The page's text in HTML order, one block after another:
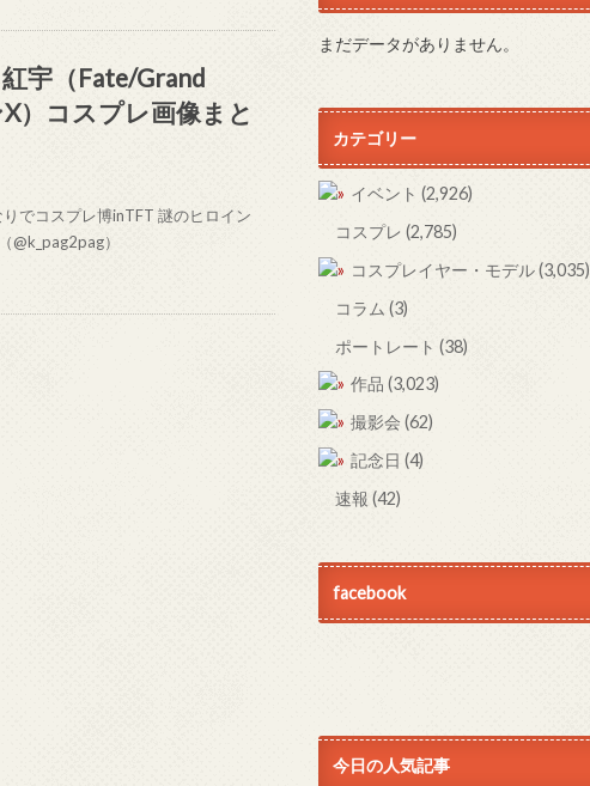
宇（Fate/Grand
）コスプレ画像まと
でコスプレ博inTFT 謎のヒロイン
）
まだデータがありません。
カテゴリー
イベント (2,926)
コスプレ (2,785)
コスプレイヤー・モデル(3,035)
コラム (3)
ポートレート (38)
作品 (3,023)
撮影会 (62)
記念日 (4)
速報 (42)
facebook
今日の人気記事